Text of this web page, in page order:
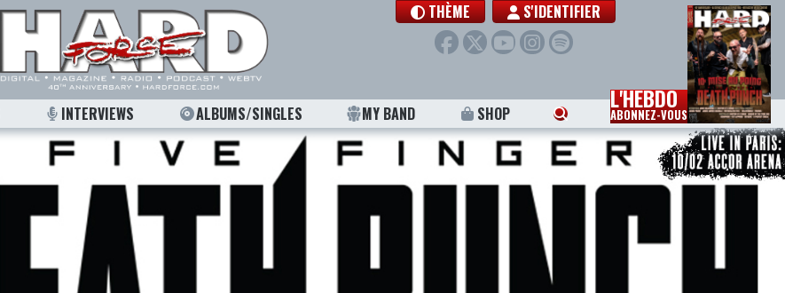
THÈME S'IDENTIFIER
INTERVIEWS ALBUMS/SINGLES MY BAND SHOP L'HEBDO
ABONNEZ-VOUS